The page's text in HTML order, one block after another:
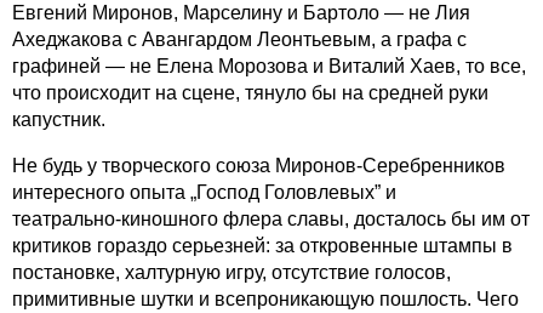
Евгений Миронов, Марселину и Бартоло — не Лия
Ахеджакова с Авангардом Леонтьевым, а графа с
графиней — не Елена Морозова и Виталий Хаев, то все,
что происходит на сцене, тянуло бы на средней руки
капустник.
Не будь у творческого союза Миронов-Серебренников
интересного опыта „Господ Головлевых” и
театрально-киношного флера славы, досталось бы им от
критиков гораздо серьезней: за откровенные штампы в
постановке, халтурную игру, отсутствие голосов,
примитивные шутки и всепроникающую пошлость. Чего